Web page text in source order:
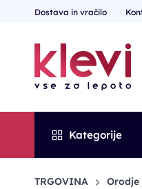
Dostava in vračilo
Kategorije
TRGOVINA